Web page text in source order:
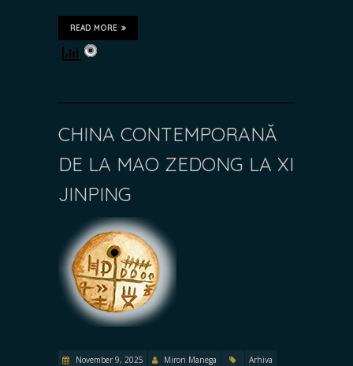
READ MORE
CHINA CONTEMPORANĂ
DE LA MAO ZEDONG LA XI
JINPING
November 9, 2025 Miron Manega
Arhiva